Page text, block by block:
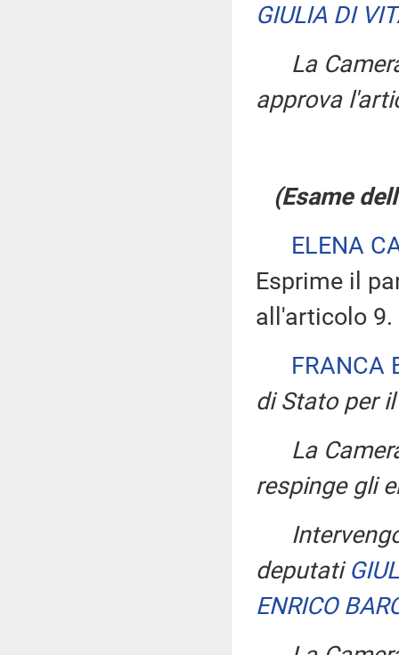
GIULIA DI
La
approva
(Esame
ELENA
Esprime il
all'articolo 9.
FRANCA
di Stato per
La
respinge gli
deputati
ENRICO